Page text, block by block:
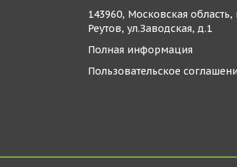
143960, Московская область,
Реутов, ул.Заводская, д.1
Полная информация
Пользовательское